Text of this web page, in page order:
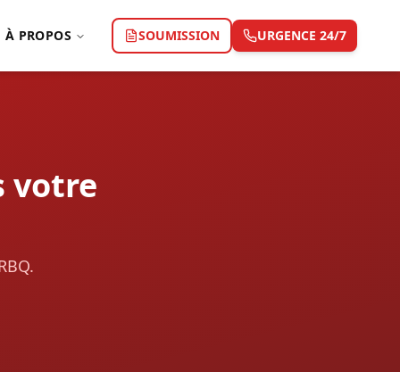
À PROPOS SOUMISSION URGENCE 24/7
votre